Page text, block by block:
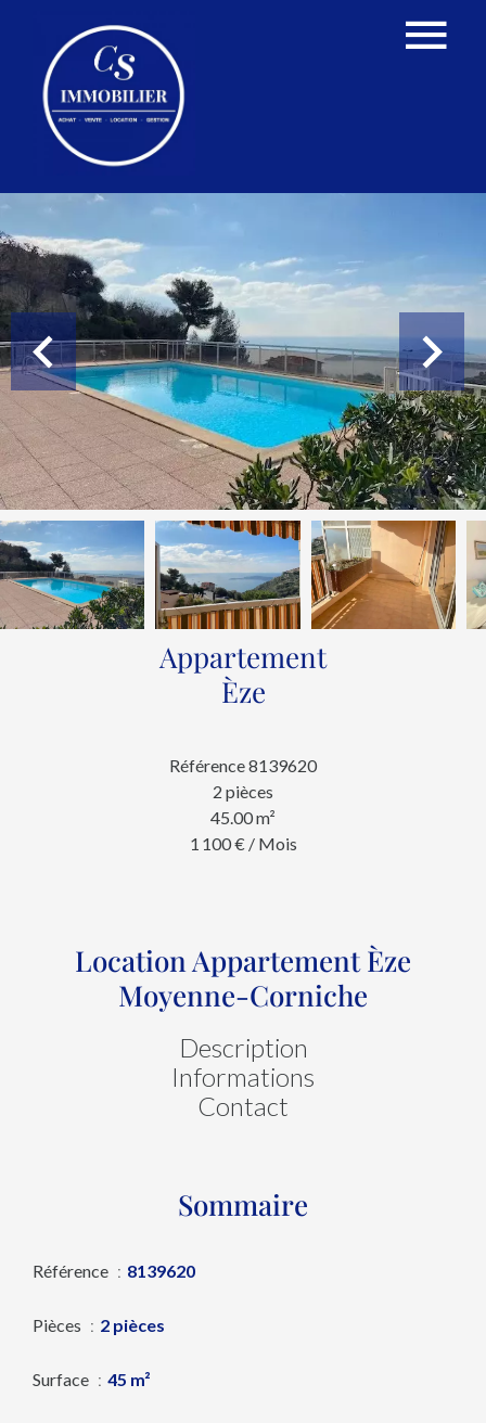
Appartement
Èze
Référence8139620
2 pièces
45.00m²
1 100 € / Mois
Location Appartement Èze
Moyenne-Corniche
Description
Informations
Contact
Sommaire
Référence 8139620
Pièces 2 pièces
Surface 45 m²